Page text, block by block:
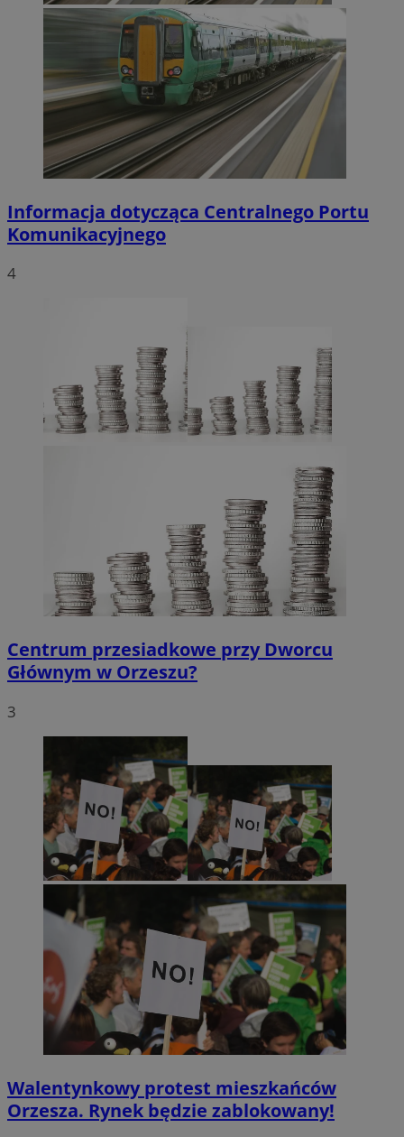
Informacja dotycząca Centralnego Portu
Komunikacyjnego
4
Centrum przesiadkowe przy Dworcu
Głównym w Orzeszu?
3
Walentynkowy protest mieszkańców
Orzesza. Rynek będzie zablokowany!